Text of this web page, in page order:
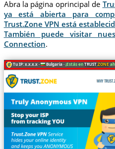
Abra la página oprincipal de
ya está abierta para
Trust.Zone VPN está
También puede visitar
Connection.
Tu IP: x.x.x.x · Bulgaria ·¡Estás enTRUST.ZONE